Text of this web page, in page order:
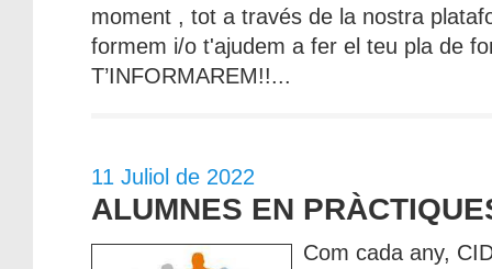
moment , tot a través de la nostra
formem i/o t'ajudem a fer el teu pla de
T’INFORMAREM!!...
11 Juliol de 2022
ALUMNES EN
Com cada any,